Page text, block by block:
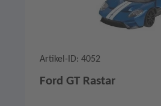
Artikel-ID: 4052
Ford GT Rastar